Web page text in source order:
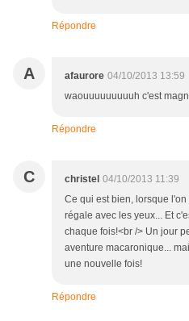
Répondre
A afaurore 04/10/2013 13:59
waouuuuuuuuuh c'est
Répondre
C christel 04/10/2013 11:39
Ce qui est bien, lorsque
régale avec les yeux... Et
chaque fois!<br /> Un jour
aventure macaronique...
une nouvelle fois!
Répondre